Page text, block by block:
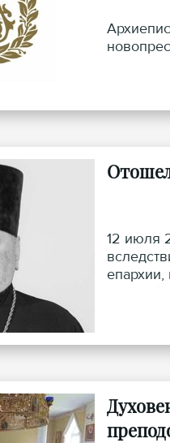
12 июля
епархии,